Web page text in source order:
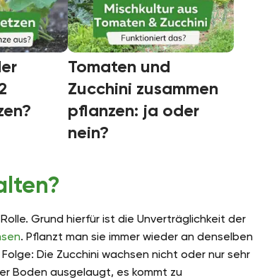
Tomaten und
Zucchini zusammen
pflanzen: ja oder
nein?
Grund hierfür ist die Unverträglichkeit der
. Pflanzt man sie immer wieder an denselben
Die Zucchini wachsen nicht oder nur sehr
Boden ausgelaugt, es kommt zu